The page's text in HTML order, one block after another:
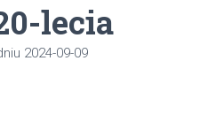
lecia
2024-09-09